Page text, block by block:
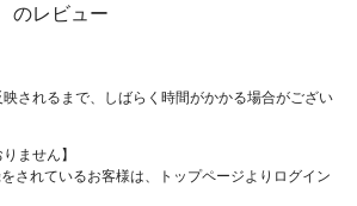
のレビュー
されるまで、しばらく時間がかかる場合がござい
ません】
されているお客様は、トップページよりログイン